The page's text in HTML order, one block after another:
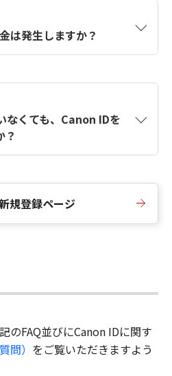
取得します。アカウントを
うに、この情報を使用して
ームを入力します。
は発生しますか？
なくても、Canon IDを
？
規登録ページ
のFAQ並びにCanon IDに関す
問） をご覧いただきますよう